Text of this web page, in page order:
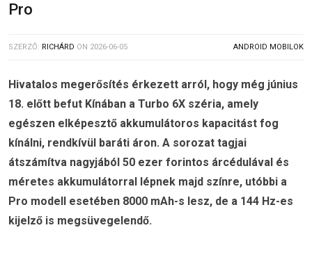
Pro
SZERZŐ: RICHÁRD ON 2026-06-05 ANDROID MOBILOK
Hivatalos megerősítés érkezett arról, hogy még június
18. előtt befut Kínában a Turbo 6X széria, amely
egészen elképesztő akkumulátoros kapacitást fog
kínálni, rendkívül baráti áron. A sorozat tagjai
átszámítva nagyjából 50 ezer forintos árcédulával és
méretes akkumulátorral lépnek majd színre, utóbbi a
Pro modell esetében 8000 mAh-s lesz, de a 144 Hz-es
kijelző is megsüvegelendő.